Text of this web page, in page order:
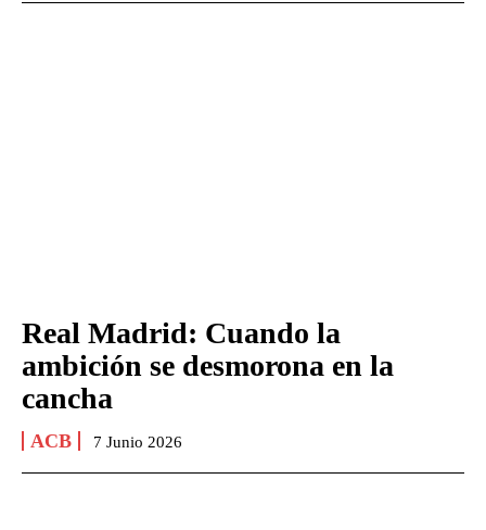
Real Madrid: Cuando la
ambición se desmorona en la
cancha
ACB 7 Junio 2026